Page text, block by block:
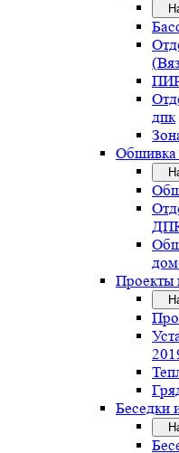
дпк
Обшивка
Проекты
Беседки